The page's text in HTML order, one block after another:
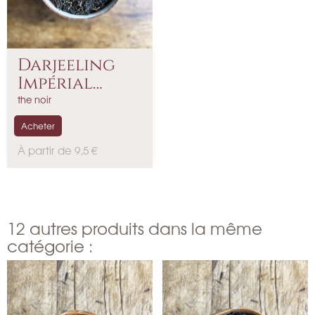
Darjeeling
Impérial
Namring
the noir
P
À partir de 9,5 €
Acheter
12 autres produits dans la même
catégorie :